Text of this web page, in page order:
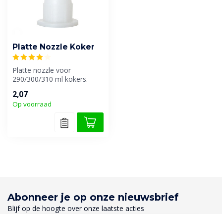
Platte Nozzle Koker
Platte nozzle voor
290/300/310 ml kokers.
2,07
Op voorraad
Abonneer je op onze nieuwsbrief
Blijf op de hoogte over onze laatste acties